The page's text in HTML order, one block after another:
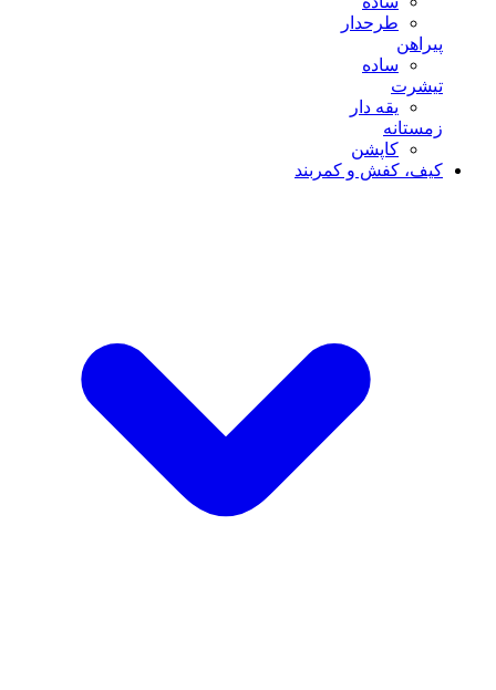
طرحدار
پیراهن
ساده
تیشرت
یقه دار
زمستانه
کاپشن
کیف، کفش و کمربند